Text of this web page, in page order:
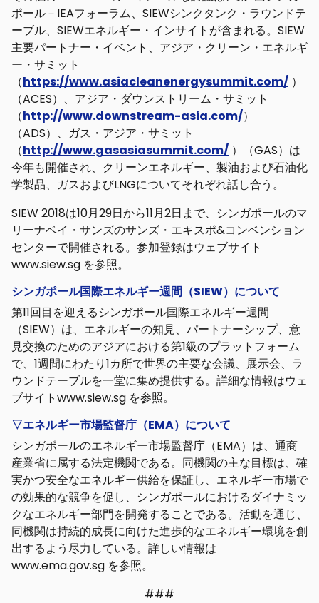
ポール－IEAフォーラム、SIEWシンクタンク・ラウンドテ
ーブル、SIEWエネルギー・インサイトが含まれる。SIEW
主要パートナー・イベント、アジア・クリーン・エネルギ
ー・サミット
（https://www.asiacleanenergysummit.com/ ）
（ACES）、アジア・ダウンストリーム・サミット
（http://www.downstream-asia.com/）
（ADS）、ガス・アジア・サミット
（http://www.gasasiasummit.com/ ）（GAS）は
今年も開催され、クリーンエネルギー、製油および石油化
学製品、ガスおよびLNGについてそれぞれ話し合う。
SIEW 2018は10月29日から11月2日まで、シンガポールのマ
リーナベイ・サンズのサンズ・エキスポ&コンベンション
センターで開催される。参加登録はウェブサイト
www.siew.sg を参照。
シンガポール国際エネルギー週間（SIEW） について
第11回目を迎えるシンガポール国際エネルギー週間
（SIEW）は、エネルギーの知見、パートナーシップ、意
見交換のためのアジアにおける第1級のプラットフォーム
で、1週間にわたり1カ所で世界の主要な会議、展示会、ラ
ウンドテーブルを一堂に集め提供する。詳細な情報はウェ
ブサイトwww.siew.sg を参照。
▽エネルギー市場監督庁（EMA）について
シンガポールのエネルギー市場監督庁（EMA）は、通商
産業省に属する法定機関である。同機関の主な目標は、確
実かつ安全なエネルギー供給を保証し、エネルギー市場で
の効果的な競争を促し、シンガポールにおけるダイナミッ
クなエネルギー部門を開発することである。活動を通じ、
同機関は持続的成長に向けた進歩的なエネルギー環境を創
出するよう尽力している。詳しい情報は
www.ema.gov.sg を参照。
###